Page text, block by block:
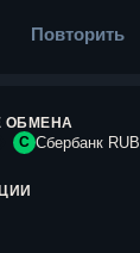
Повторить
ОБМЕНА
С Сбербанк RUB